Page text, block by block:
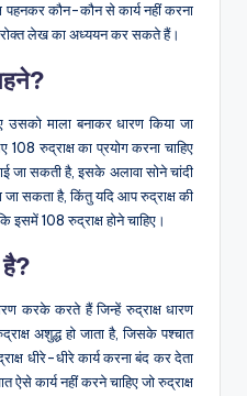
पहनकर कौन-कौन से कार्य नहीं करना
लेख का अध्ययन कर सकते हैं।
माला बनाकर धारण किया जा
108 रुद्राक्ष का प्रयोग करना चाहिए
जा सकती है, इसके अलावा सोने चांदी
सकता है, किंतु यदि आप रुद्राक्ष की
इसमें 108 रुद्राक्ष होने चाहिए।
है?
करके करते हैं जिन्हें रुद्राक्ष धारण
अशुद्ध हो जाता है, जिसके पश्चात
धीरे-धीरे कार्य करना बंद कर देता
कार्य नहीं करने चाहिए जो रुद्राक्ष